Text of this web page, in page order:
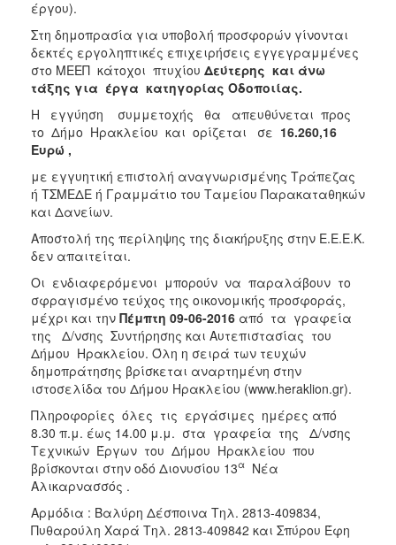
έργου).
Στη δημοπρασία για υποβολή προσφορών γίνονται
δεκτές εργοληπτικές επιχειρήσεις εγγεγραμμένες
στο ΜΕΕΠ κάτοχοι πτυχίου Δεύτερης και άνω
τάξης για έργα κατηγορίας Οδοποιίας.
Η εγγύηση συμμετοχής θα απευθύνεται προς
το Δήμο Ηρακλείου και ορίζεται σε 16.260,16
Ευρώ ,
με εγγυητική επιστολή αναγνωρισμένης Τράπεζας
ή ΤΣΜΕΔΕ ή Γραμμάτιο του Ταμείου Παρακαταθηκών
και Δανείων.
Αποστολή της περίληψης της διακήρυξης στην Ε.Ε.Ε.Κ.
δεν απαιτείται.
Οι ενδιαφερόμενοι μπορούν να παραλάβουν το
σφραγισμένο τεύχος της οικονομικής προσφοράς,
μέχρι και την Πέμπτη 09-06-2016 από τα γραφεία
της Δ/νσης Συντήρησης και Αυτεπιστασίας του
Δήμου Ηρακλείου. Όλη η σειρά των τευχών
δημοπράτησης βρίσκεται αναρτημένη στην
ιστοσελίδα του Δήμου Ηρακλείου (www.heraklion.gr).
Πληροφορίες όλες τις εργάσιμες ημέρες από
8.30 π.μ. έως 14.00 μ.μ. στα γραφεία της Δ/νσης
Τεχνικών Έργων του Δήμου Ηρακλείου που
βρίσκονται στην οδό Διονυσίου 13α Νέα
Αλικαρνασσός .
Αρμόδια : Βαλύρη Δέσποινα Τηλ. 2813-409834,
Πυθαρούλη Χαρά Τηλ. 2813-409842 και Σπύρου Έφη